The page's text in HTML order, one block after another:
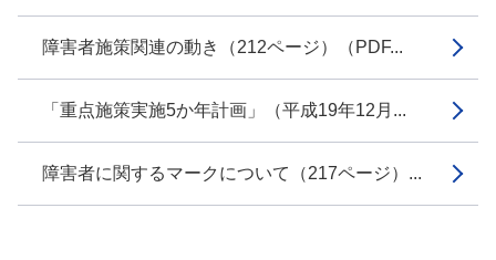
障害者施策関連の動き（212ページ）（PDF...
「重点施策実施5か年計画」（平成19年12月...
障害者に関するマークについて（217ページ）...